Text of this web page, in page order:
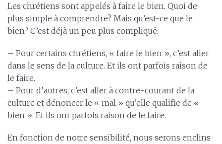
Les chrétiens sont appelés à faire le bien. Quoi de
plus simple à comprendre? Mais qu’est-ce que le
bien? C’est déjà un peu plus compliqué.
– Pour certains chrétiens, « faire le bien », c’est aller
dans le sens de la culture. Et ils ont parfois raison de
le faire.
– Pour d’autres, c’est aller à contre-courant de la
culture et dénoncer le « mal » qu’elle qualifie de «
bien ». Et ils ont parfois raison de le faire.
En fonction de notre sensibilité, nous serons enclins